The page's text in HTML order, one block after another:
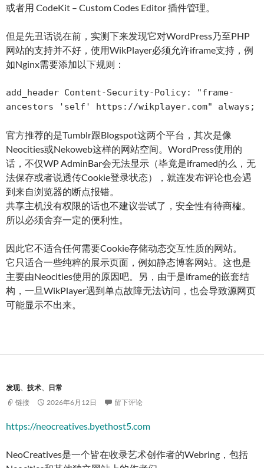
或者用 CodeKit – Custom Codes Editor 插件管理。
但是先丑话说在前，实测下来发现它对WordPress乃至PHP
网站的支持并不好，使用WikPlayer必须允许iframe支持，例
如Nginx需要添加以下规则：
add_header Content-Security-Policy: "frame-
官方推荐的是Tumblr跟Blogspot这两个平台，其次是像
Neocities或Nekoweb这样的网站空间。WordPress使用的
话，不仅WP AdminBar会无法显示（毕竟是iframed的么，无
法保存或者说透传Cookie登录状态），就连发布评论也会遇
到来自浏览器的断点报错。
共享主机没有权限的话也不建议尝试了，安全性有待商榷。
所以必须舍弃一定的便利性。
因此它不适合任何需要Cookie存储动态交互性质的网站。
它只适合一些纯粹的展示页面，例如静态博客网站。这也是
主要由Neocities使用的原因吧。另，由于是iframe的嵌套结
构，一旦WikPlayer遇到单点故障无法访问，也会导致源网页
可能显示不出来。
发现、 技术、
日常
链接
2026年6月12日 留下评论
https://neocreatives.byethost5.com
NeoCreatives是一个皆在收录艺术创作者的Webring，包括